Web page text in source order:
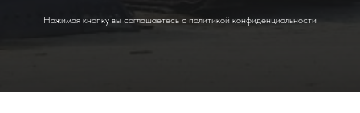
Нажимая кнопку вы соглашаетесь с политикой конфиденциальности